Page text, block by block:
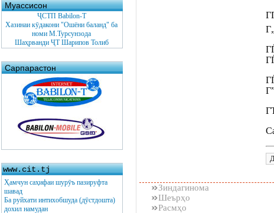
Муассисон
ҶСТП Babilon-T
Хазинаи кӯдакони "Ошёни баланд" ба
номи М.Турсунзода
Шаҳрванди ҶТ Шарипов Толиб
Сарпарастон
www.cit.tj
Ҳамчун саҳифаи шурӯъ пазируфта
шавад
Ба руйхати интихобшуда (дӯстдошта)
дохил намудан
Зиндагинома
Шеърҳо
Расмҳо